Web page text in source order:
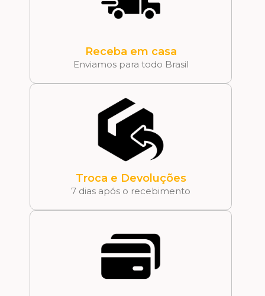
Receba em casa
Enviamos para todo Brasil
Troca e Devoluções
7 dias após o recebimento